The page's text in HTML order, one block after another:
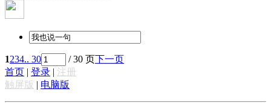
1234.. 30 / 30 页下一页
首页 | 登录 | 注册
触屏版 | 电脑版